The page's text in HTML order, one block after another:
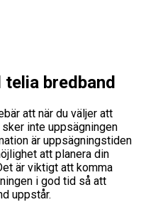
bredband
att när du väljer att
inte uppsägningen
är uppsägningstiden
att planera din
är viktigt att komma
i god tid så att
uppstår.